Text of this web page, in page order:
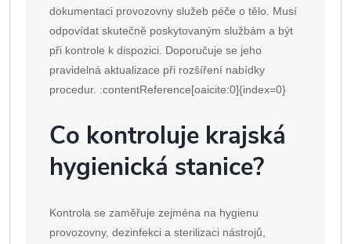
dokumentaci provozovny služeb péče o tělo. Musí
odpovídat skutečně poskytovaným službám a být
při kontrole k dispozici. Doporučuje se jeho
pravidelná aktualizace při rozšíření nabídky
procedur. :contentReference[oaicite:0]{index=0}
Co kontroluje krajská
hygienická stanice?
Kontrola se zaměřuje zejména na hygienu
provozovny, dezinfekci a sterilizaci nástrojů,